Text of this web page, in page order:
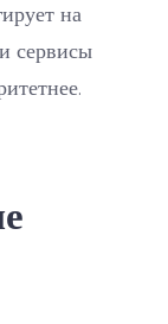
на
сервисы